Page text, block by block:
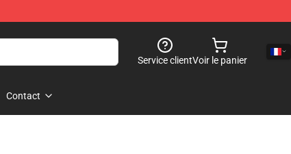
Service clientVoir le panier
Contact